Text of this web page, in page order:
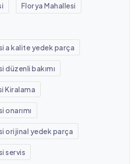
Florya Mahallesi
a kalite yedek parça
bakımı
Kiralama
orijinal yedek parça
servis